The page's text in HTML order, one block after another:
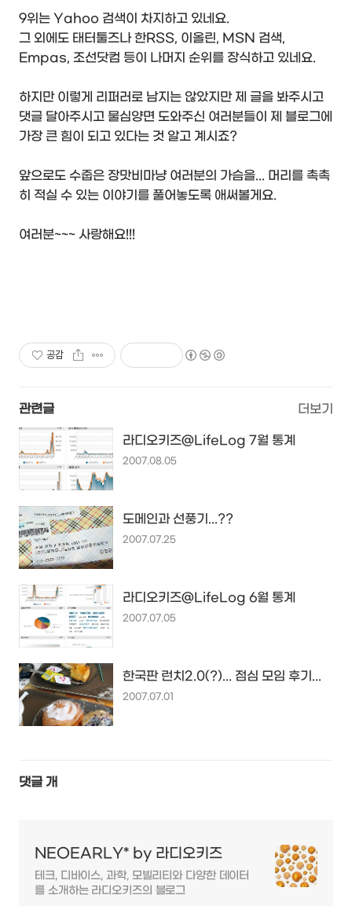
9위는 Yahoo 검색이 차지하고 있네요.
그 외에도 태터툴즈나 한RSS, 이올린, MSN 검색,
Empas, 조선닷컴 등이 나머지 순위를 장식하고 있네요.
하지만 이렇게 리퍼러로 남지는 않았지만 제 글을 봐주시고
댓글 달아주시고 물심양면 도와주신 여러분들이 제 블로그에
가장 큰 힘이 되고 있다는 것 알고 계시죠?
앞으로도 수줍은 장맛비마냥 여러분의 가슴을... 머리를 촉촉
히 적실 수 있는 이야기를 풀어놓도록 애써볼게요.
여러분~~~ 사랑해요!!!
공감
관련글 더보기
라디오키즈@LifeLog 7월 통계
2007.08.05
도메인과 선풍기...??
2007.07.25
라디오키즈@LifeLog 6월 통계
2007.07.05
한국판 런치2.0(?)... 점심 모임 후기...
2007.07.01
댓글 개
NEOEARLY* by 라디오키즈
테크, 디바이스, 과학, 모빌리티와 다양한 데이터
를 소개하는 라디오키즈의 블로그